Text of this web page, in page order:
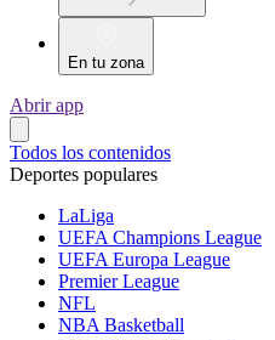
En tu zona
Abrir app
Todos los contenidos
Deportes populares
LaLiga
UEFA Champions League
UEFA Europa League
Premier League
NFL
NBA Basketball